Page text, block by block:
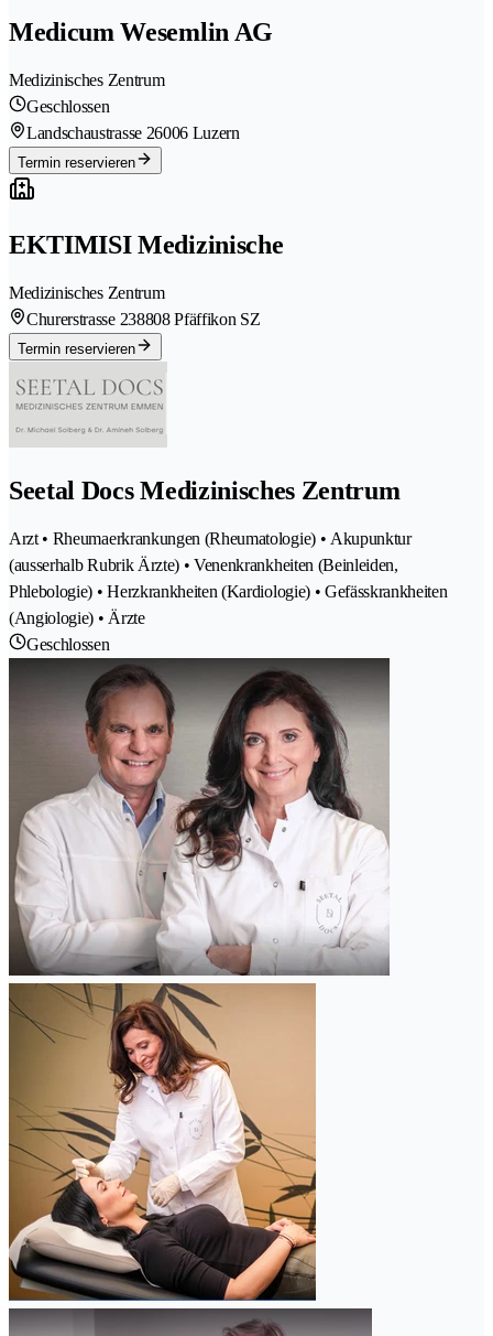
Medicum Wesemlin AG
Medizinisches Zentrum
Geschlossen
Landschaustrasse 26006 Luzern
Termin reservieren
EKTIMISI Medizinische
Medizinisches Zentrum
Churerstrasse 238808 Pfäffikon SZ
Termin reservieren
Seetal Docs Medizinisches Zentrum
Arzt • Rheumaerkrankungen (Rheumatologie) • Akupunktur
(ausserhalb Rubrik Ärzte) • Venenkrankheiten (Beinleiden,
Phlebologie) • Herzkrankheiten (Kardiologie) • Gefässkrankheiten
(Angiologie) • Ärzte
Geschlossen